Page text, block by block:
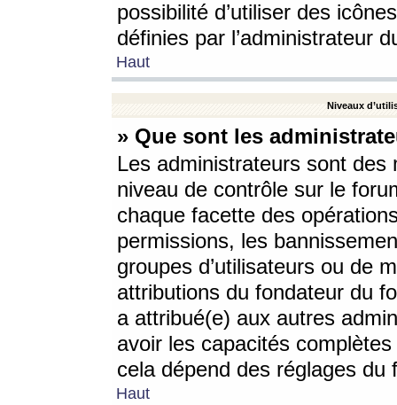
possibilité d’utiliser des
définies par l’administrateur
Haut
Niveaux
» Que sont les
Les administrateurs sont
niveau de contrôle sur le
chaque facette des
permissions, les
groupes d’utilisateurs ou de
attributions du fondateur du
a attribué(e) aux autres
avoir les capacités
cela dépend des réglages du
Haut